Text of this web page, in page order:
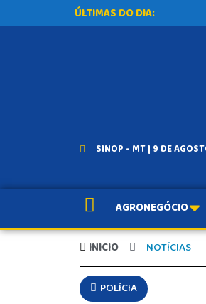
ÚLTIMAS DO DIA:
SINOP - MT | 9 DE
AGRONEGÓCIO
INICIO NOTÍCIAS
POLÍCIA